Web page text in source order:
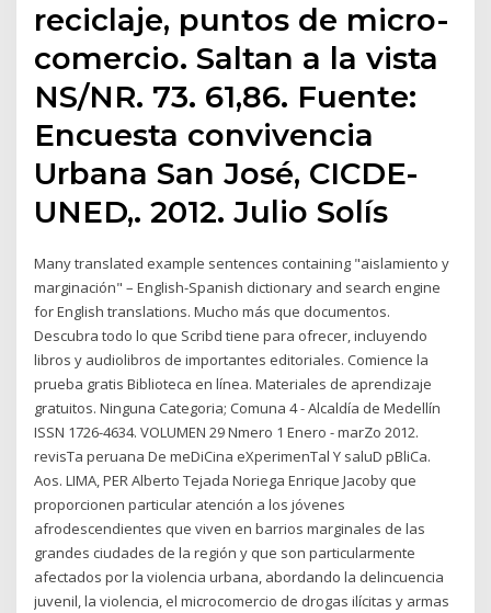
reciclaje, puntos de micro-
comercio. Saltan a la vista
NS/NR. 73. 61,86. Fuente:
Encuesta convivencia
Urbana San José, CICDE-
UNED,. 2012. Julio Solís
Many translated example sentences containing "aislamiento y
marginación" – English-Spanish dictionary and search engine
for English translations. Mucho más que documentos.
Descubra todo lo que Scribd tiene para ofrecer, incluyendo
libros y audiolibros de importantes editoriales. Comience la
prueba gratis Biblioteca en línea. Materiales de aprendizaje
gratuitos. Ninguna Categoria; Comuna 4 - Alcaldía de Medellín
ISSN 1726-4634. VOLUMEN 29 Nmero 1 Enero - marZo 2012.
revisTa peruana De meDiCina eXperimenTal Y saluD pBliCa.
Aos. LIMA, PER Alberto Tejada Noriega Enrique Jacoby que
proporcionen particular atención a los jóvenes
afrodescendientes que viven en barrios marginales de las
grandes ciudades de la región y que son particularmente
afectados por la violencia urbana, abordando la delincuencia
juvenil, la violencia, el microcomercio de drogas ilícitas y armas